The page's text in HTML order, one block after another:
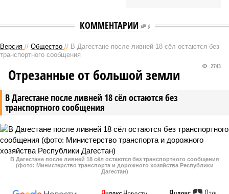
КОММЕНТАРИИ 0
Версия // Общество // В Дагестане после ливней 18 сёл остаются без
транспортного сообщения
В Дагестане после ливней 18 сёл остаются без
транспортного сообщения
2743
Отрезанные от большой земли
В Дагестане после ливней 18 сёл остаются без транспортного сообщения
(фото: Министерство транспорта и дорожного хозяйства Республики
Дагестан)